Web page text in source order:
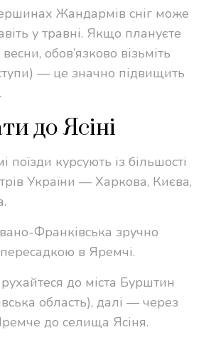
Жандармів сніг може
у травні. Якщо плануєте
обов’язково візьміть
— це значно підвищить
до Ясіні
поїзди курсують із більшості
України — Харкова, Києва,
Франківська зручно
в Яремчі.
до міста Бурштин
область), далі — через
до селища Ясіня.